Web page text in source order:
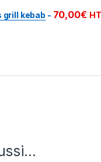
grill kebab - 70,00€ HT